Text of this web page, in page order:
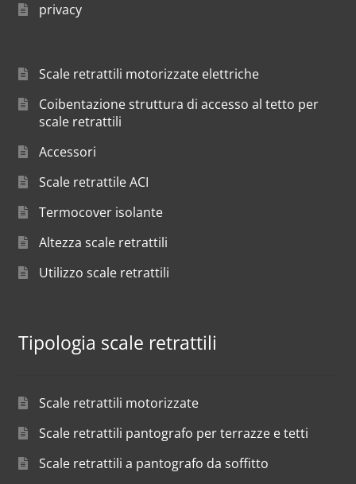
privacy
Scale retrattili motorizzate elettriche
Coibentazione struttura di accesso al tetto per
scale retrattili
Accessori
Scale retrattile ACI
Termocover isolante
Altezza scale retrattili
Utilizzo scale retrattili
Tipologia scale retrattili
Scale retrattili motorizzate
Scale retrattili pantografo per terrazze e tetti
Scale retrattili a pantografo da soffitto